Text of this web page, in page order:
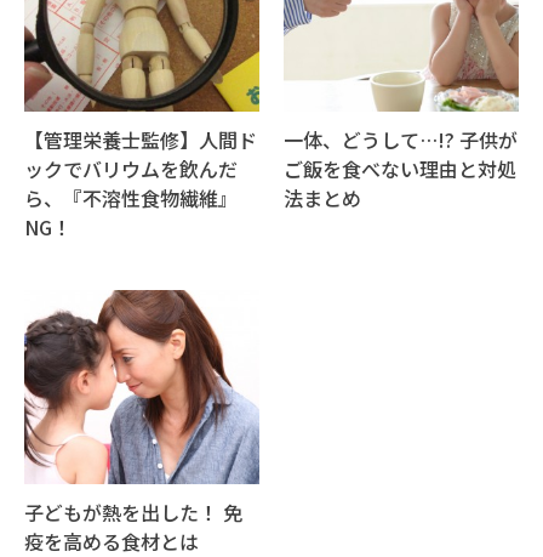
【管理栄養士監修】人間ド
ックでバリウムを飲んだ
ら、『不溶性食物繊維』
NG！
一体、どうして…!? 子供が
ご飯を食べない理由と対処
法まとめ
子どもが熱を出した！ 免
疫を高める食材とは